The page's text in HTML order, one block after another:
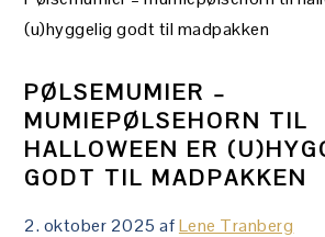
(u)hyggelig godt til madpakken
PØLSEMUMIER –
MUMIEPØLSEHORN TIL
HALLOWEEN ER
GODT TIL MADPAKKEN
2. oktober 2025 afLene Tranberg